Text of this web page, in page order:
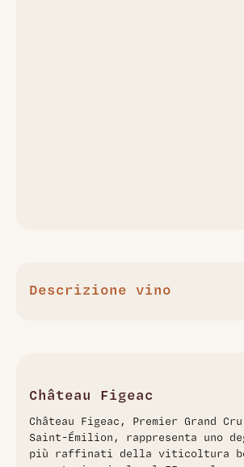
Descrizione vino
acciaio inox, seguita da un affinamento di
complessità e profondità. Di colore rosso
al naso rivela un bouquet complesso di
tabacco e delicate note balsamiche. Al
Château Figeac
Château Figeac, Premier Grand
Saint-Émilion, rappresenta uno
più raffinati della viticoltura